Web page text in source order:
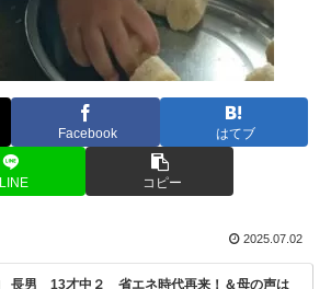
Facebook はてブ
LINE コピー
2025.07.02
長男 13才中２ 省エネ時代再来！＆母の声は